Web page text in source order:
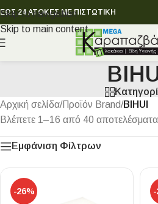
Skip to navigation
Skip to main content
ΕΩΣ 24 ΑΤΟΚΕΣ ΜΕ ΠΙΣΤΩΤΙΚΗ
Αρχική σελίδα/Προϊόν Brand/BIHUI
Βλέπετε 1–16 από 40 αποτελέσματα
Εμφάνιση Φίλτρων
-26%